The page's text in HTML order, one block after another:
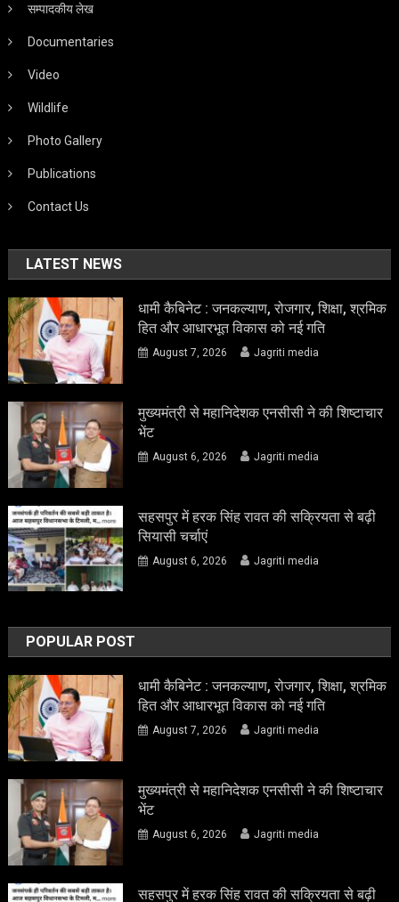
सम्पादकीय लेख
Documentaries
Video
Wildlife
Photo Gallery
Publications
Contact Us
LATEST NEWS
धामी कैबिनेट : जनकल्याण, रोजगार, शिक्षा, श्रमिक
हित और आधारभूत विकास को नई गति
August 7, 2026 Jagriti media
मुख्यमंत्री से महानिदेशक एनसीसी ने की शिष्टाचार
भेंट
August 6, 2026 Jagriti media
सहसपुर में हरक सिंह रावत की सक्रियता से बढ़ी
सियासी चर्चाएं
August 6, 2026 Jagriti media
POPULAR POST
धामी कैबिनेट : जनकल्याण, रोजगार, शिक्षा, श्रमिक
हित और आधारभूत विकास को नई गति
August 7, 2026 Jagriti media
मुख्यमंत्री से महानिदेशक एनसीसी ने की शिष्टाचार
भेंट
August 6, 2026 Jagriti media
सहसपुर में हरक सिंह रावत की सक्रियता से बढ़ी